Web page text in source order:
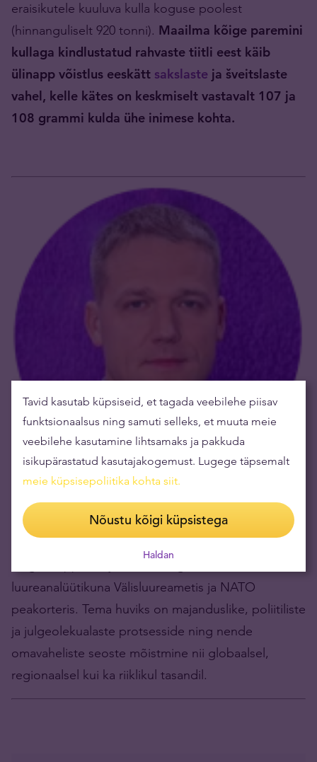
eraisikutele kuuluva kulla koguse poolest
(hinnanguliselt 920 tonni). Maailma kõige paremini
kullaga kindlustatud rahvaste tiitli eest käib
ülinapp võistlus eeskätt sakslaste ja šveitslaste
vahel, kelle kätes on keskmiselt vastavalt 107 ja
108 grammi kulda ühe inimese kohta.
Adrian Bachmannon Tavidi peaanalüütik
investeerimiskulla valdkonnas. Ta on lõpetanud
Tartu Ülikooli õigusteaduskonna, õppinud EBS-i
luureanalüütikuna Välisluureametis ja NATO
peakorteris. Tema huviks on majanduslike, poliitiliste
ja julgeolekualaste protsesside ning nende
omavaheliste seoste mõistmine nii globaalsel,
regionaalsel kui ka riiklikul tasandil.
Tavid kasutab küpsiseid, et tagada veebilehe piisav
funktsionaalsus ning samuti selleks, et muuta meie
veebilehe kasutamine lihtsamaks ja pakkuda
isikupärastatud kasutajakogemust. Lugege täpsemalt
meie küpsisepoliitika kohta siit.
Nõustu kõigi küpsistega
Haldan